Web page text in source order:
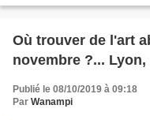
Où trouver de l'art
novembre ?... Lyon,
Publié le 08/10/2019 à 09:18
Par Wanampi